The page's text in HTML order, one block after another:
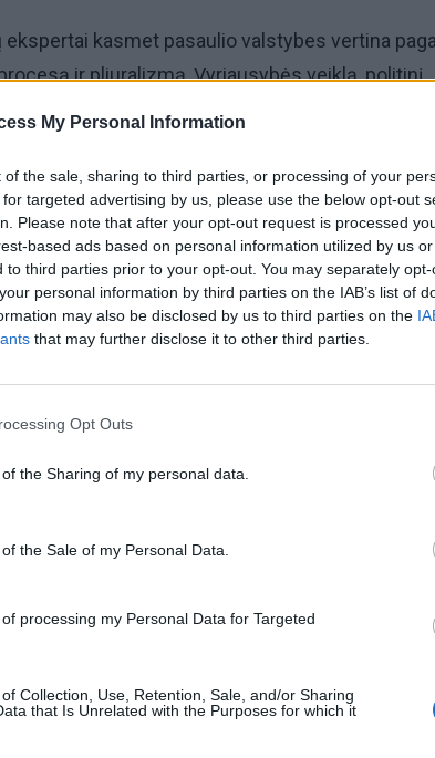
My Personal Information
of the sale, sharing to third parties, or processing of your
targeted advertising by us, please use the below opt-out
Please note that after your opt-out request is processed
based ads based on personal information utilized by us
to third parties prior to your opt-out. You may separately
personal information by third parties on the IAB’s list of
may also be disclosed by us to third parties on the
that may further disclose it to other third parties.
Opt Outs
the Sharing of my personal data.
the Sale of my Personal Data.
processing my Personal Data for Targeted
Collection, Use, Retention, Sale, and/or Sharing
that Is Unrelated with the Purposes for which it
kasmet pasaulio valstybes vertina pagal
ir pliuralizmą, Vyriausybės veiklą, politinį
indeksas siekia 7,31 balo iš 10.
analizavusios tyrimų bendrovės duomenys
kuriam priskirta Lietuva, 2023 metais mūsų šalis
popierius traukiasi į praeitį: kuo jį pakeis